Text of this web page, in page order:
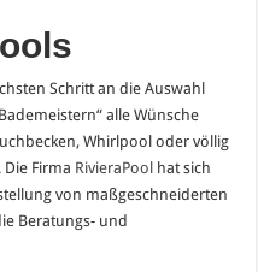
Schritt an die Auswahl
alle Wünsche
Whirlpool oder völlig
Firma RivieraPool hat sich
von maßgeschneiderten
Beratungs- und